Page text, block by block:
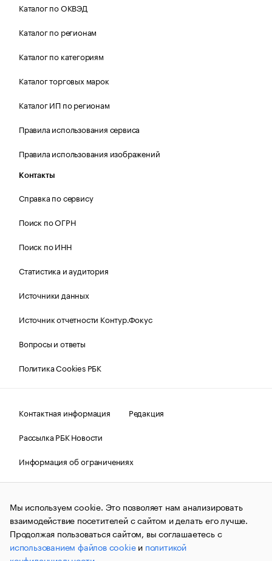
Каталог по ОКВЭД
Каталог по регионам
Каталог по категориям
Каталог торговых марок
Каталог ИП по регионам
Правила использования сервиса
Правила использования изображений
Контакты
Справка по сервису
Поиск по ОГРН
Поиск по ИНН
Статистика и аудитория
Источники данных
Источник отчетности Контур.Фокус
Вопросы и ответы
Политика Cookies РБК
Контактная информация
Редакция
Рассылка РБК Новости
Информация об ограничениях
Правовая информация
О соблюдении авторских прав
© АО «РОСБИЗНЕСКОНСАЛТИНГ»,1995–2026.Сообщения
и материалы информационного агентства «РБК»
(зарегистрировано Федеральной службой по надзору в сфере
связи, информационных технологий и массовых
коммуникаций (Роскомнадзор) 09.12.2015 за номером ИА
№ФС77-63848) сопровождаются пометкой «РБК». Отдельные
Мы используем cookie. Это позволяет нам анализировать
взаимодействие посетителей с сайтом и делать его лучше.
Продолжая пользоваться сайтом, вы соглашаетесь с
использованием файлов cookieи политикой